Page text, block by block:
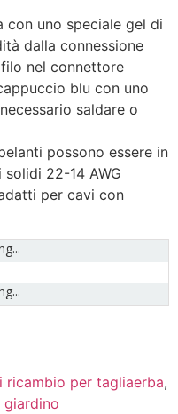
con uno speciale gel di
dalla connessione
nel connettore
blu con uno
saldare o
possono essere in
22-14 AWG
per cavi con
ricambio per tagliaerba,
giardino